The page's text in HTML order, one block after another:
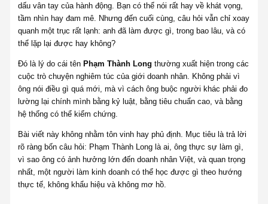
dấu vân tay của hành động. Bạn có thể nói rất hay về khát vọng,
tầm nhìn hay đam mê. Nhưng đến cuối cùng, câu hỏi vẫn chỉ xoay
quanh một trục rất lạnh: anh đã làm được gì, trong bao lâu, và có
thể lặp lại được hay không?
Đó là lý do cái tên Phạm Thành Long thường xuất hiện trong các
cuộc trò chuyện nghiêm túc của giới doanh nhân. Không phải vì
ông nói điều gì quá mới, mà vì cách ông buộc người khác phải đo
lường lại chính mình bằng kỷ luật, bằng tiêu chuẩn cao, và bằng
hệ thống có thể kiểm chứng.
Bài viết này không nhằm tôn vinh hay phủ định. Mục tiêu là trả lời
rõ ràng bốn câu hỏi: Phạm Thành Long là ai, ông thực sự làm gì,
vì sao ông có ảnh hưởng lớn đến doanh nhân Việt, và quan trọng
nhất, một người làm kinh doanh có thể học được gì theo hướng
thực tế, không khẩu hiệu và không mơ hồ.